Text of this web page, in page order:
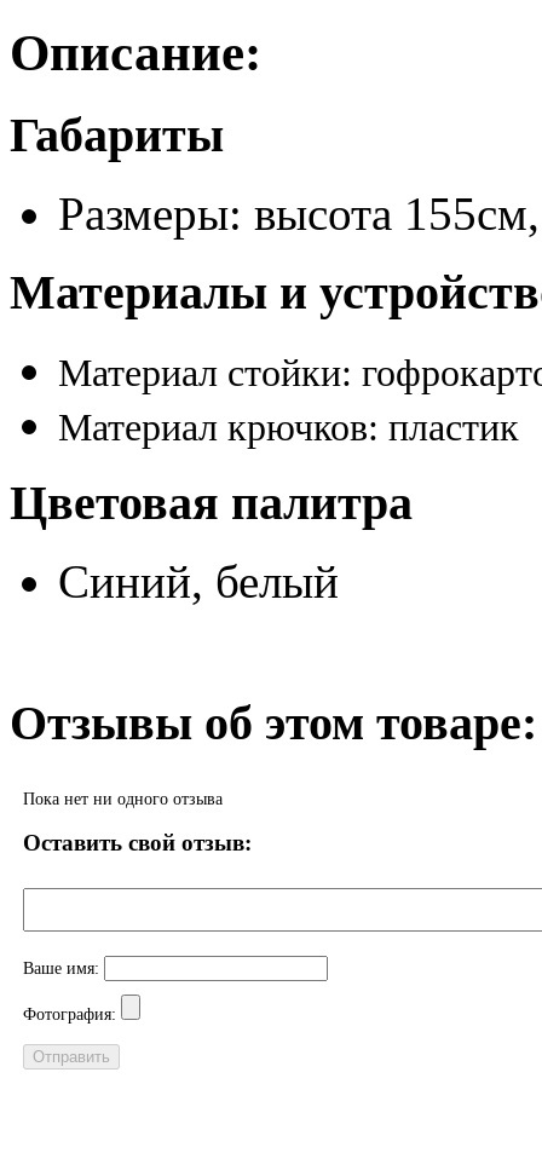
Описание:
Габариты
Размеры: высота
Материалы и
Материал стойки:
Материал крючков: пластик
Цветовая палитра
Синий, белый
Отзывы об этом товаре:
Пока нет ни одного отзыва
Оставить свой отзыв:
Ваше имя:
Фотография: